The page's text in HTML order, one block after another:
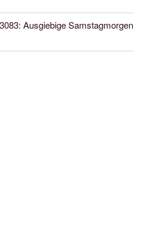
Ausgiebige Samstagmorgen